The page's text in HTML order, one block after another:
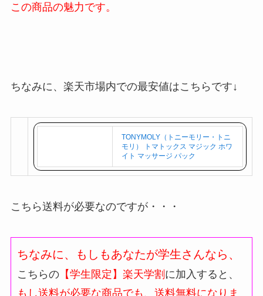
この商品の魅力です。
ちなみに、楽天市場内での最安値はこちらです↓
TONYMOLY（トニーモリー・トニ
モリ） トマトックス マジック ホワ
イト マッサージ パック
こちら送料が必要なのですが・・・
ちなみに、もしもあなたが学生さんなら、
こちらの【学生限定】楽天学割 に加入すると、
もし送料が必要な商品でも、送料無料になりま